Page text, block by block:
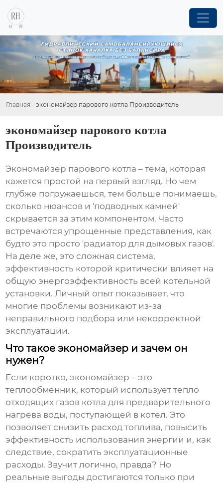
Главная - экономайзер парового котла Производитель
экономайзер парового котла
Производитель
Экономайзер парового котла – тема, которая
кажется простой на первый взгляд. Но чем
глубже погружаешься, тем больше понимаешь,
сколько нюансов и 'подводных камней'
скрывается за этим компонентом. Часто
встречаются упрощенные представления, как
будто это просто 'радиатор для дымовых газов'.
На деле же, это сложная система,
эффективность которой критически влияет на
общую энергоэффективность всей котельной
установки. Личный опыт показывает, что
многие проблемы возникают из-за
неправильного подбора или некорректной
эксплуатации.
Что такое экономайзер и зачем он
нужен?
Если коротко,экономайзер – это
теплообменник, который использует тепло
отходящих газов котла для предварительного
нагрева воды, поступающей в котел. Это
позволяет снизить расход топлива, повысить
эффективность использования энергии и, как
следствие, сократить эксплуатационные
расходы. Звучит логично, правда? Но
реальные выгоды достигаются только при